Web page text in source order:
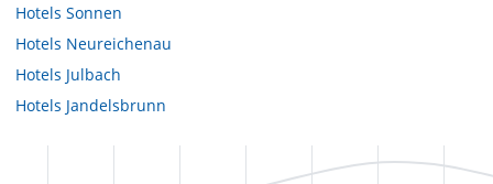
Hotels Sonnen
Hotels Neureichenau
Hotels Julbach
Hotels Jandelsbrunn